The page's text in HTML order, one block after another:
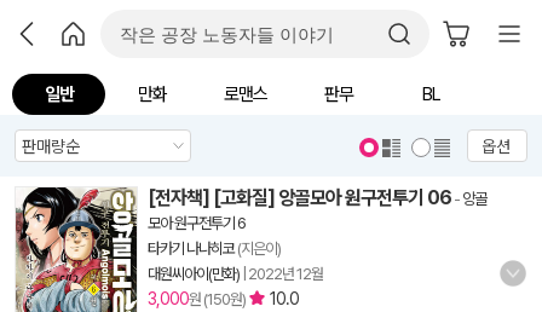
일반 만화 로맨스 판무 BL
옵션
[전자책] [고화질] 앙골모아 원구전투기 06 - 앙골
모아 원구전투기 6
타카기 나나히코(지은이)
대원씨아이(만화) 2022년 12월
3,000원 (150원) 10.0